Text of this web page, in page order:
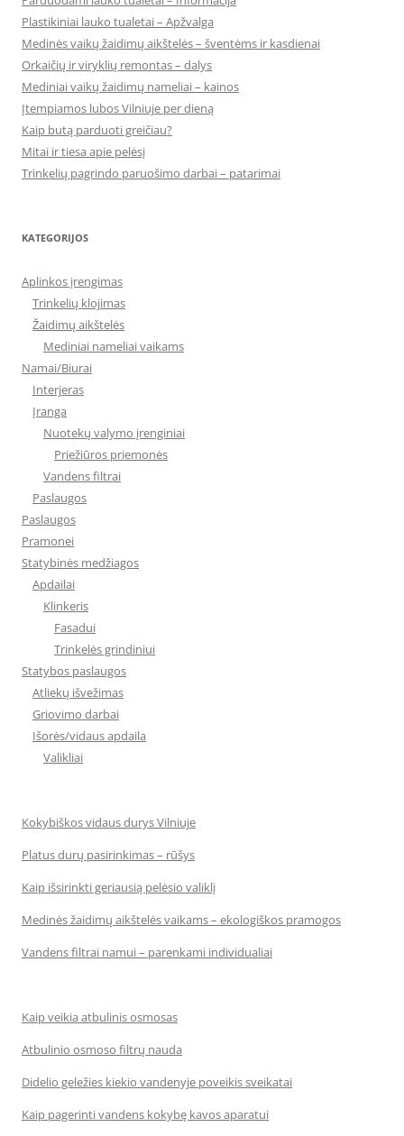
Plastikiniai lauko tualetai – Apžvalga
Medinės vaikų žaidimų aikštelės – šventėms ir kasdienai
Orkaičių ir viryklių remontas – dalys
Mediniai vaikų žaidimų nameliai – kainos
Įtempiamos lubos Vilniuje per dieną
Kaip butą parduoti greičiau?
Mitai ir tiesa apie pelėsį
Trinkelių pagrindo paruošimo darbai – patarimai
KATEGORIJOS
Aplinkos įrengimas
Trinkelių klojimas
Žaidimų aikštelės
Mediniai nameliai vaikams
Namai/Biurai
Interjeras
Įranga
Nuotekų valymo įrenginiai
Priežiūros priemonės
Vandens filtrai
Paslaugos
Paslaugos
Pramonei
Statybinės medžiagos
Apdailai
Klinkeris
Fasadui
Trinkelės grindiniui
Statybos paslaugos
Atliekų išvežimas
Griovimo darbai
Išorės/vidaus apdaila
Valikliai
Kokybiškos vidaus durys Vilniuje
Platus durų pasirinkimas – rūšys
Kaip išsirinkti geriausią pelėsio valiklį
Medinės žaidimų aikštelės vaikams – ekologiškos pramogos
Vandens filtrai namui – parenkami individualiai
Kaip veikia atbulinis osmosas
Atbulinio osmoso filtrų nauda
Didelio geležies kiekio vandenyje poveikis sveikatai
Kaip pagerinti vandens kokybę kavos aparatui